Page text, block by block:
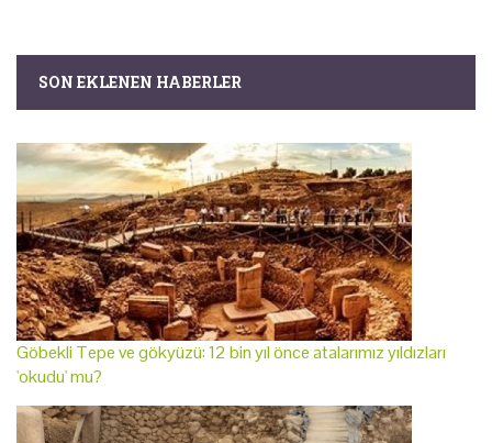
SON EKLENEN HABERLER
Göbekli Tepe ve gökyüzü: 12 bin yıl önce atalarımız yıldızları
'okudu' mu?